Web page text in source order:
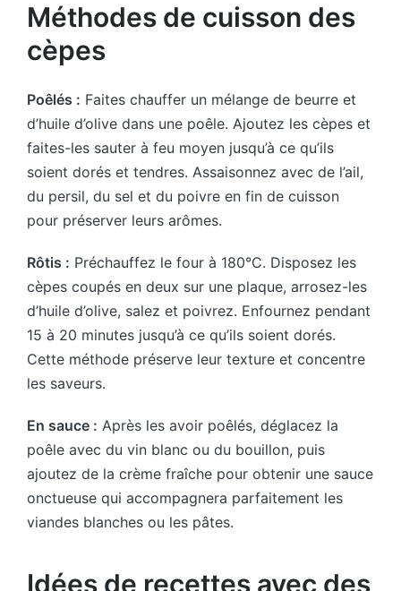
Méthodes de cuisson des
cèpes
Poêlés : Faites chauffer un mélange de beurre et
d’huile d’olive dans une poêle. Ajoutez les cèpes et
faites-les sauter à feu moyen jusqu’à ce qu’ils
soient dorés et tendres. Assaisonnez avec de l’ail,
du persil, du sel et du poivre en fin de cuisson
pour préserver leurs arômes.
Rôtis : Préchauffez le four à 180°C. Disposez les
cèpes coupés en deux sur une plaque, arrosez-les
d’huile d’olive, salez et poivrez. Enfournez pendant
15 à 20 minutes jusqu’à ce qu’ils soient dorés.
Cette méthode préserve leur texture et concentre
les saveurs.
En sauce : Après les avoir poêlés, déglacez la
poêle avec du vin blanc ou du bouillon, puis
ajoutez de la crème fraîche pour obtenir une sauce
onctueuse qui accompagnera parfaitement les
viandes blanches ou les pâtes.
Idées de recettes avec des